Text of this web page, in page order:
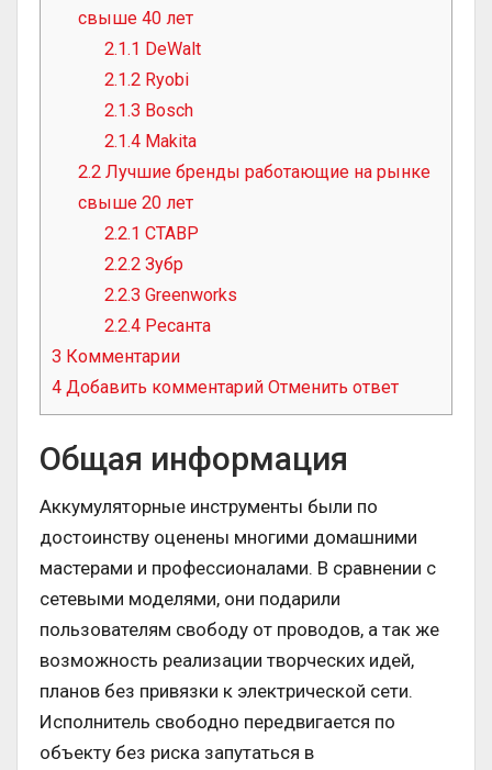
свыше 40 лет
2.1.1 DeWalt
2.1.2 Ryobi
2.1.3 Bosch
2.1.4 Makita
2.2 Лучшие бренды работающие на рынке
свыше 20 лет
2.2.1 СТАВР
2.2.2 Зубр
2.2.3 Greenworks
2.2.4 Ресанта
3 Комментарии
4 Добавить комментарий Отменить ответ
Общая информация
Аккумуляторные инструменты были по
достоинству оценены многими домашними
мастерами и профессионалами. В сравнении с
сетевыми моделями, они подарили
пользователям свободу от проводов, а так же
возможность реализации творческих идей,
планов без привязки к электрической сети.
Исполнитель свободно передвигается по
объекту без риска запутаться в